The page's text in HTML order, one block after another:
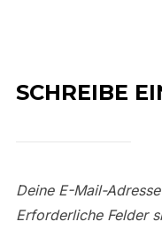
SCHREIBE
Deine E-Mail-
Erforderliche Felder